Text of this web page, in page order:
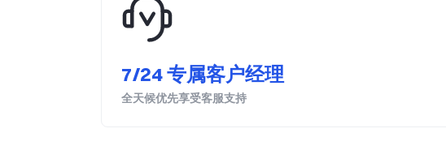
7/24 专属客户经理
全天候优先享受客服支持